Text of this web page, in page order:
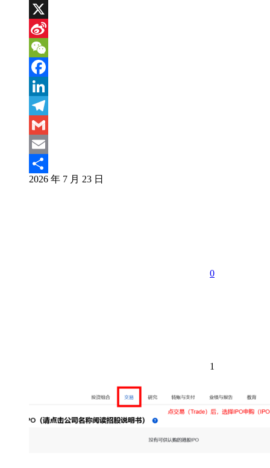
X
Sina
Weibo
WeChat
Facebook
LinkedIn
Telegram
Gmail
Email
分
2026 年 7 月 23 日
0
1